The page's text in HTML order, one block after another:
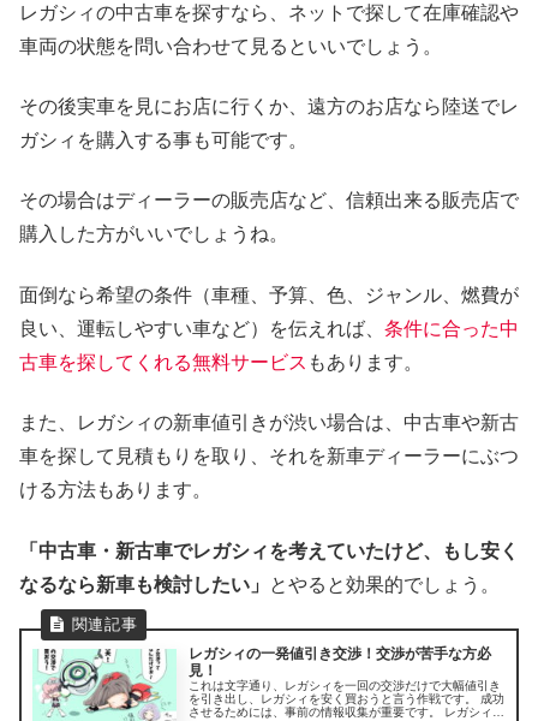
レガシィの中古車を探すなら、ネットで探して在庫確認や
車両の状態を問い合わせて見るといいでしょう。
その後実車を見にお店に行くか、遠方のお店なら陸送でレ
ガシィを購入する事も可能です。
その場合はディーラーの販売店など、信頼出来る販売店で
購入した方がいいでしょうね。
面倒なら希望の条件（車種、予算、色、ジャンル、燃費が
良い、運転しやすい車など）を伝えれば、 条件に合った中
古車を探してくれる無料サービス もあります。
また、レガシィの新車値引きが渋い場合は、中古車や新古
車を探して見積もりを取り、それを新車ディーラーにぶつ
ける方法もあります。
「中古車・新古車でレガシィを考えていたけど、もし安く
なるなら新車も検討したい」
とやると効果的でしょう。
レガシィの一発値引き交渉！交渉が苦手な方必
見！
これは文字通り、レガシィを一回の交渉だけで大幅値引き
を引き出し、レガシィを安く買おうと言う作戦です。 成功
させるためには、事前の情報収集が重要です。 レガシィの